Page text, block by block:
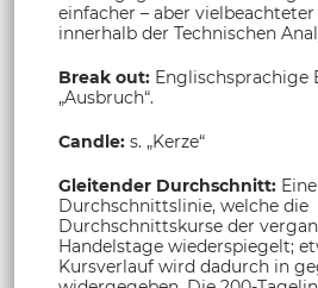
einfacher – aber
innerhalb der Technischen
Break out: Englischsprachige
„Ausbruch“.
Candle: s. „Kerze“
Gleitender Durchschnitt:
Durchschnittslinie, welche die
Durchschnittskurse der
Handelstage wiederspiegelt;
Kursverlauf wird dadurch in